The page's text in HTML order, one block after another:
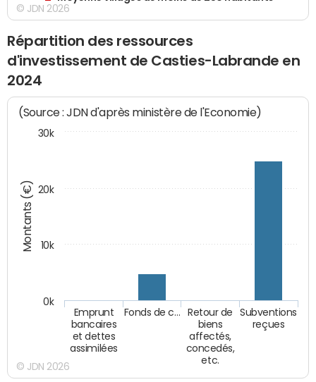
© JDN 2026
Répartition des ressources
d'investissement de Casties-Labrande en
2024
Montants (€)
(Source : JDN d'après ministère de l'Economie)
Emprunt
bancaires
et dettes
assimilées
Fonds de c…
Retour de
biens
affectés,
concedés,
etc.
Subventions
reçues
0k
10k
20k
30k
© JDN 2026